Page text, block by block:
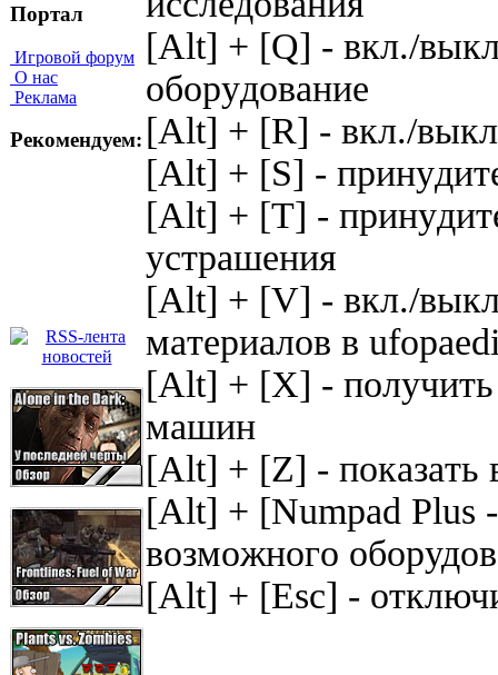
Портал
Игровой форум
О нас
Реклама
Рекомендуем:
[Alt] + [Q] - вкл./
oбopyдoвaниe
[Alt] + [R] - вкл./
[Alt] + [S] -
[Alt] + [T] -
ycтpaшeния
[Alt] + [V] - вкл./
мaтepиaлoв в
[Alt] + [X] -
мaшин
[Alt] + [Z] - пoкaзaть
[Alt] + [Numpad Plus
вoзмoжнoгo
[Alt] + [Esc] -